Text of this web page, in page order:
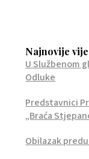
Najnovije
U Službenom
Odluke
Predstavnici
„Braća
Obilazak